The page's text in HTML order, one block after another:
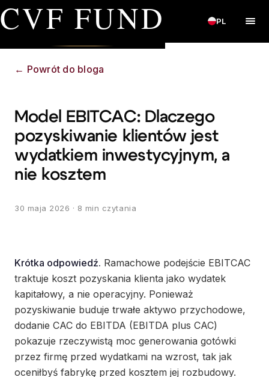
CVF FUND PL
← Powrót do bloga
Model EBITCAC: Dlaczego
pozyskiwanie klientów jest
wydatkiem inwestycyjnym, a
nie kosztem
30 maja 2026 · 8 min czytania
Krótka odpowiedź. Ramachowe podejście EBITCAC
traktuje koszt pozyskania klienta jako wydatek
kapitałowy, a nie operacyjny. Ponieważ
pozyskiwanie buduje trwałe aktywo przychodowe,
dodanie CAC do EBITDA (EBITDA plus CAC)
pokazuje rzeczywistą moc generowania gotówki
przez firmę przed wydatkami na wzrost, tak jak
oceniłbyś fabrykę przed kosztem jej rozbudowy.